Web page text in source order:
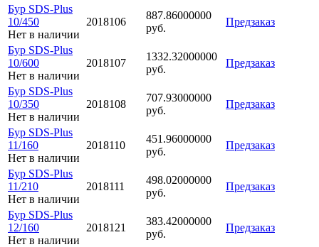
Бур SDS-Plus
10/450
Нет в наличии
2018106
887.86000000
руб.
Предзаказ
Бур SDS-Plus
10/600
Нет в наличии
2018107
1332.32000000
руб.
Предзаказ
Бур SDS-Plus
10/350
Нет в наличии
2018108
707.93000000
руб.
Предзаказ
Бур SDS-Plus
11/160
Нет в наличии
2018110
451.96000000
руб.
Предзаказ
Бур SDS-Plus
11/210
Нет в наличии
2018111
498.02000000
руб.
Предзаказ
Бур SDS-Plus
12/160
Нет в наличии
2018121
383.42000000
руб.
Предзаказ